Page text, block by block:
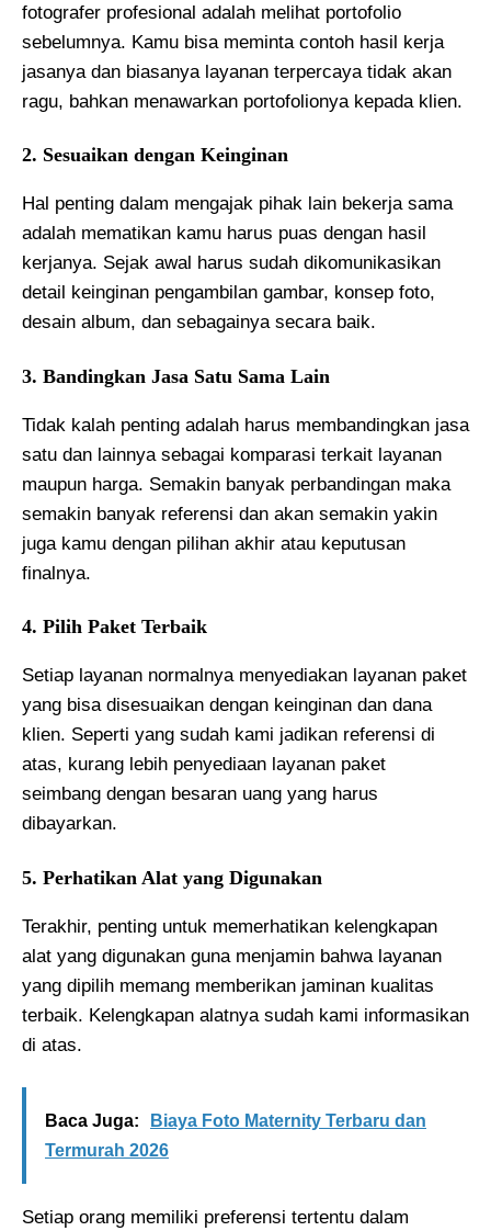
fotografer profesional adalah melihat portofolio
sebelumnya. Kamu bisa meminta contoh hasil kerja
jasanya dan biasanya layanan terpercaya tidak akan
ragu, bahkan menawarkan portofolionya kepada klien.
2. Sesuaikan dengan Keinginan
Hal penting dalam mengajak pihak lain bekerja sama
adalah mematikan kamu harus puas dengan hasil
kerjanya. Sejak awal harus sudah dikomunikasikan
detail keinginan pengambilan gambar, konsep foto,
desain album, dan sebagainya secara baik.
3. Bandingkan Jasa Satu Sama Lain
Tidak kalah penting adalah harus membandingkan jasa
satu dan lainnya sebagai komparasi terkait layanan
maupun harga. Semakin banyak perbandingan maka
semakin banyak referensi dan akan semakin yakin
juga kamu dengan pilihan akhir atau keputusan
finalnya.
4. Pilih Paket Terbaik
Setiap layanan normalnya menyediakan layanan paket
yang bisa disesuaikan dengan keinginan dan dana
klien. Seperti yang sudah kami jadikan referensi di
atas, kurang lebih penyediaan layanan paket
seimbang dengan besaran uang yang harus
dibayarkan.
5. Perhatikan Alat yang Digunakan
Terakhir, penting untuk memerhatikan kelengkapan
alat yang digunakan guna menjamin bahwa layanan
yang dipilih memang memberikan jaminan kualitas
terbaik. Kelengkapan alatnya sudah kami informasikan
di atas.
Baca Juga:
Biaya Foto Maternity Terbaru dan
Termurah 2026
Setiap orang memiliki preferensi tertentu dalam